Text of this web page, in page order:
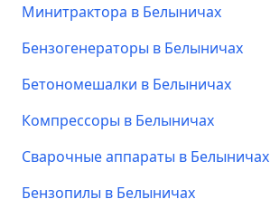
Минитрактора в Белыничах
Бензогенераторы в Белыничах
Бетономешалки в Белыничах
Компрессоры в Белыничах
Сварочные аппараты в Белыничах
Бензопилы в Белыничах